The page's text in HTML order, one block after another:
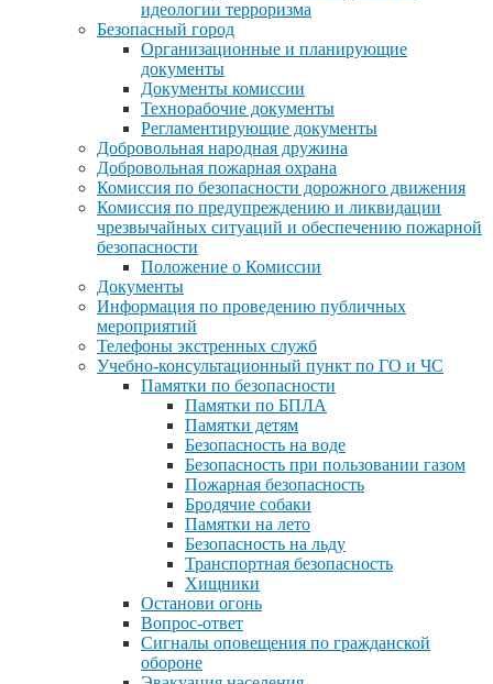
идеологии терроризма
Безопасный город
Организационные и планирующие
документы
Документы комиссии
Технорабочие документы
Регламентирующие документы
Добровольная народная дружина
Добровольная пожарная охрана
Комиссия по безопасности дорожного движения
Комиссия по предупреждению и ликвидации
чрезвычайных ситуаций и обеспечению пожарной
безопасности
Положение о Комиссии
Документы
Информация по проведению публичных
мероприятий
Телефоны экстренных служб
Учебно-консультационный пункт по ГО и ЧС
Памятки по безопасности
Памятки по БПЛА
Памятки детям
Безопасность на воде
Безопасность при пользовании газом
Пожарная безопасность
Бродячие собаки
Памятки на лето
Безопасность на льду
Транспортная безопасность
Хищники
Останови огонь
Вопрос-ответ
Сигналы оповещения по гражданской
обороне